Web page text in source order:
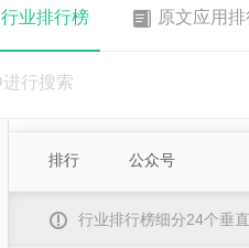
行业排行榜 原文应用
排行 公众号
行业排行榜细分24个垂